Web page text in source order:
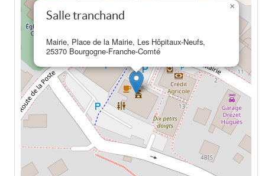
Salle tranchand
Mairie, Place de la Mairie, Les Hôpitaux-Neufs,
25370 Bourgogne-Franche-Comté
×